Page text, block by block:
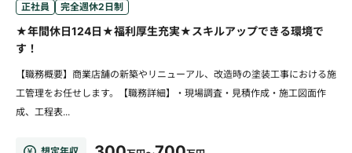
正社員 完全週休2日制
★年間休日124日★福利厚生充実★スキルアップできる環境で
す！
【職務概要】商業店舗の新築やリニューアル、改造時の塗装工事における施
工管理をお任せします。【職務詳細】・現場調査・見積作成・施工図面作
成、工程表...
想定年収